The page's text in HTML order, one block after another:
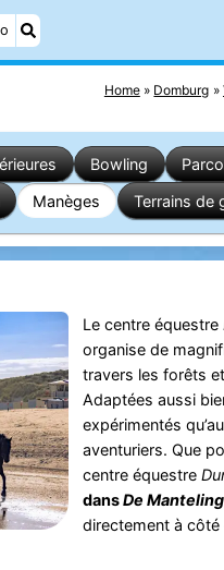
Home Domburg
Bowling
Manèges Terrains de
Le centre équestre
organise de
travers les forêts
Adaptées aussi
expérimentés
aventuriers. Que
centre équestre
dansDe Manteling
directement à côté